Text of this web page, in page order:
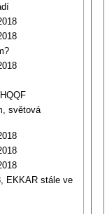
světová
EKKAR stále ve